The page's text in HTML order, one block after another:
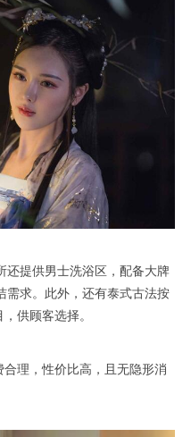
提供男士洗浴区，配备大牌
需求。此外，还有泰式古法按
供顾客选择。
理，性价比高，且无隐形消